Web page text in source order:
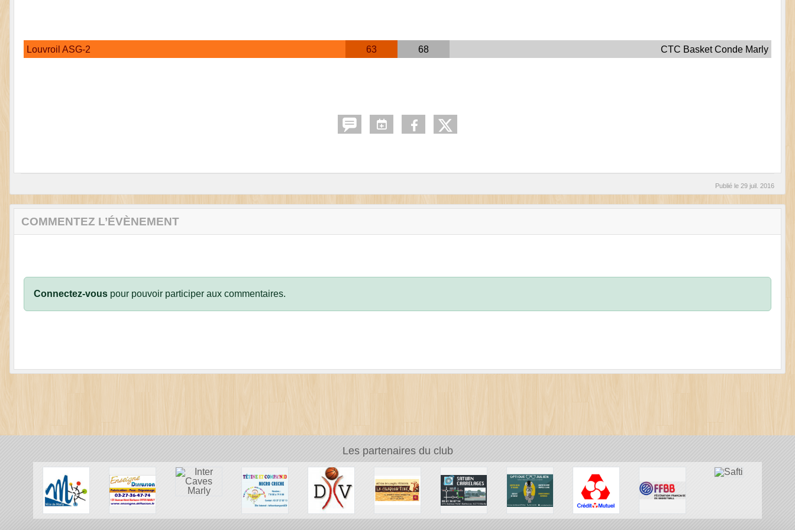
Louvroil ASG-2 63 68 CTC Basket Conde Marly
Publié le 29 juil. 2016
COMMENTEZ L’ÉVÈNEMENT
Connectez-vous pour pouvoir participer aux commentaires.
Les partenaires du club